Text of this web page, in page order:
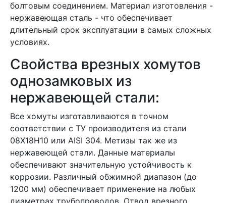
болтовым соединением. Материал изготовления -
нержавеющая сталь - что обеспечивает
длительный срок эксплуатации в самых сложных
условиях.
Свойства врезных хомутов
однозамковых из
нержавеющей стали:
Все хомуты изготавливаются в точном
соответствии с ТУ производителя из стали
08Х18Н10 или AISI 304. Метизы так же из
нержавеющей стали. Данные материалы
обеспечивают значительную устойчивость к
коррозии. Различный обжимной диапазон (до
1200 мм) обеспечивает применение на любых
диаметрах трубопроводов. Отвод врезного